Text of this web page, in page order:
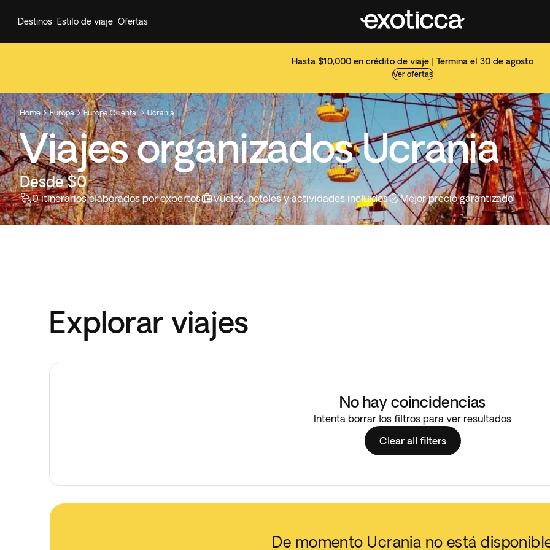
Hasta $10,000 en crédito de viaje | Termina el 30 de agosto
Ver ofertas
Destinos Estilo de viaje Ofertas
Home  Europa  Europa Oriental  Ucrania
Viajes organizados Ucrania
Desde $0
0 itinerarios elaborados por expertos Vuelos, hoteles y actividades incluidos Mejor precio garantizado
Explorar viajes
No hay coincidencias
Intenta borrar los filtros para ver resultados
Clear all filters
De momento Ucrania no está